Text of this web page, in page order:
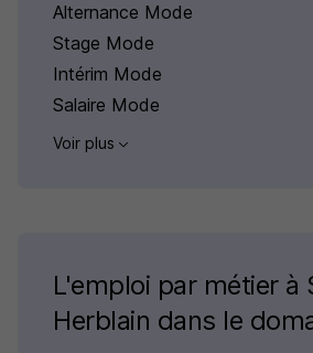
Alternance Mode
Stage Mode
Intérim Mode
Salaire Mode
Voir plus
L'emploi par métier à
Herblain dans le